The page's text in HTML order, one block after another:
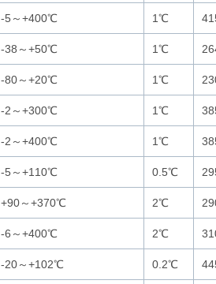
-5～+400℃ 1℃
-38～+50℃ 1℃
-80～+20℃ 1℃
-2～+300℃ 1℃
-2～+400℃ 1℃
-5～+110℃ 0.5℃
+90～+370℃ 2℃
-6～+400℃ 2℃
-20～+102℃ 0.2℃